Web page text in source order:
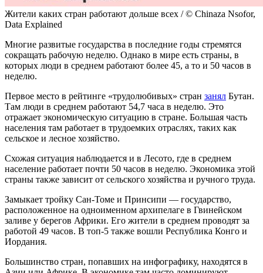
Жители каких стран работают дольше всех / © Chinaza Nsofor,
Data Explained
Многие развитые государства в последние годы стремятся
сокращать рабочую неделю. Однако в мире есть страны, в
которых люди в среднем работают более 45, а то и 50 часов в
неделю.
Первое место в рейтинге «трудолюбивых» стран занял Бутан.
Там люди в среднем работают 54,7 часа в неделю. Это
отражает экономическую ситуацию в стране. Большая часть
населения там работает в трудоемких отраслях, таких как
сельское и лесное хозяйство.
Схожая ситуация наблюдается и в Лесото, где в среднем
население работает почти 50 часов в неделю. Экономика этой
страны также зависит от сельского хозяйства и ручного труда.
Замыкает тройку Сан-Томе и Принсипи — государство,
расположенное на одноименном архипелаге в Гвинейском
заливе у берегов Африки. Его жители в среднем проводят за
работой 49 часов. В топ-5 также вошли Республика Конго и
Иордания.
Большинство стран, попавших на инфографику, находятся в